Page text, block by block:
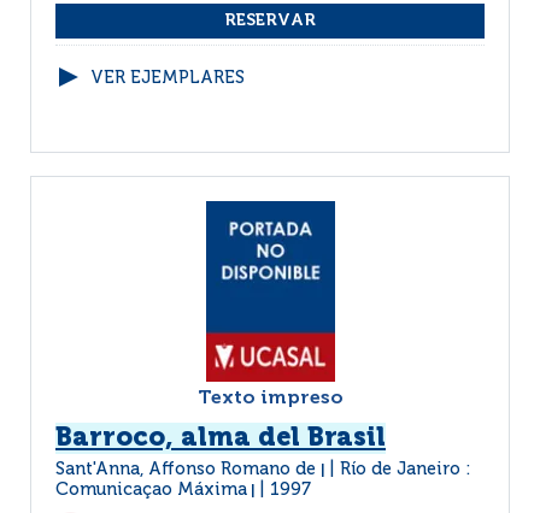
VER EJEMPLARES
Texto impreso
Barroco, alma del Brasil
Sant'Anna, Affonso Romano de
Río de Janeiro :
Comunicaçao Máxima
1997